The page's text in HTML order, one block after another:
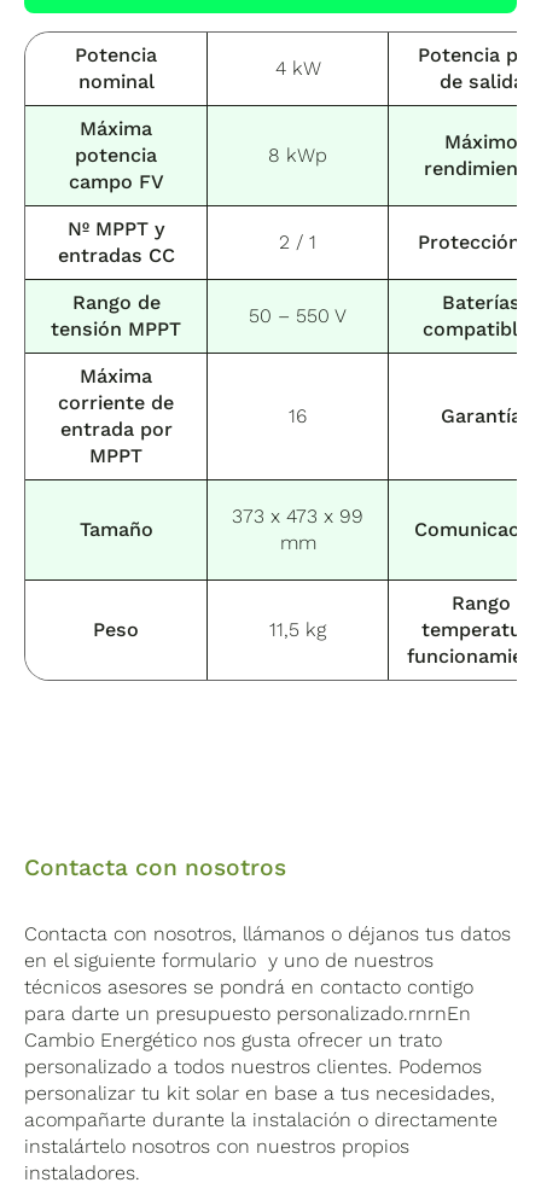
Potencia
nominal
4 kW
Potencia
de salida
Máxima
potencia
campo FV
8 kWp
Máximo
rendimiento
Nº MPPT y
entradas CC
2 / 1 Protección
Rango de
tensión MPPT
50 – 550 V
Baterías
compatibles
Máxima
corriente de
entrada por
MPPT
16 Garantía
Tamaño
373 x 473 x 99
mm
Peso 11,5 kg
Rango
temperatura
Contacta con nosotros
Contacta con nosotros, llámanos o déjanos tus datos
en el siguiente formulario y uno de nuestros
técnicos asesores se pondrá en contacto contigo
para darte un presupuesto personalizado.rnrnEn
Cambio Energético nos gusta ofrecer un trato
personalizado a todos nuestros clientes. Podemos
personalizar tu kit solar en base a tus necesidades,
acompañarte durante la instalación o directamente
instalártelo nosotros con nuestros propios
instaladores.